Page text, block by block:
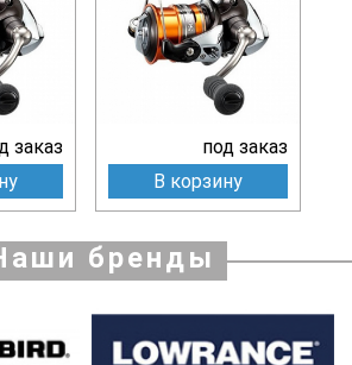
заказ
под заказ
В корзину
бренды